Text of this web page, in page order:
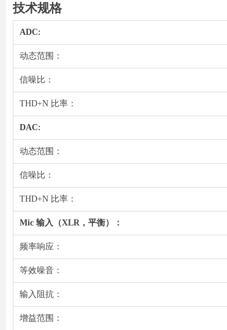
技术规格
ADC:
动态范围：
信噪比：
THD+N 比率：
DAC:
动态范围：
信噪比：
THD+N 比率：
Mic 输入（XLR，平衡）：
频率响应：
等效噪音：
输入阻抗：
增益范围：